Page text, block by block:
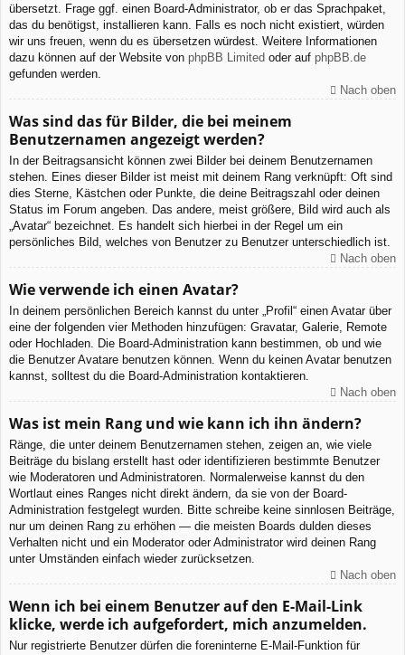
übersetzt. Frage ggf. einen Board-Administrator, ob er das Sprachpaket,
das du benötigst, installieren kann. Falls es noch nicht existiert, würden
wir uns freuen, wenn du es übersetzen würdest. Weitere Informationen
dazu können auf der Website von phpBB Limited oder auf phpBB.de
gefunden werden.
Nach oben
Was sind das für Bilder, die bei meinem
Benutzernamen angezeigt werden?
In der Beitragsansicht können zwei Bilder bei deinem Benutzernamen
stehen. Eines dieser Bilder ist meist mit deinem Rang verknüpft: Oft sind
dies Sterne, Kästchen oder Punkte, die deine Beitragszahl oder deinen
Status im Forum angeben. Das andere, meist größere, Bild wird auch als
„Avatar“ bezeichnet. Es handelt sich hierbei in der Regel um ein
persönliches Bild, welches von Benutzer zu Benutzer unterschiedlich ist.
Nach oben
Wie verwende ich einen Avatar?
In deinem persönlichen Bereich kannst du unter „Profil“ einen Avatar über
eine der folgenden vier Methoden hinzufügen: Gravatar, Galerie, Remote
oder Hochladen. Die Board-Administration kann bestimmen, ob und wie
die Benutzer Avatare benutzen können. Wenn du keinen Avatar benutzen
kannst, solltest du die Board-Administration kontaktieren.
Nach oben
Was ist mein Rang und wie kann ich ihn ändern?
Ränge, die unter deinem Benutzernamen stehen, zeigen an, wie viele
Beiträge du bislang erstellt hast oder identifizieren bestimmte Benutzer
wie Moderatoren und Administratoren. Normalerweise kannst du den
Wortlaut eines Ranges nicht direkt ändern, da sie von der Board-
Administration festgelegt wurden. Bitte schreibe keine sinnlosen Beiträge,
nur um deinen Rang zu erhöhen — die meisten Boards dulden dieses
Verhalten nicht und ein Moderator oder Administrator wird deinen Rang
unter Umständen einfach wieder zurücksetzen.
Nach oben
Wenn ich bei einem Benutzer auf den E-Mail-Link
klicke, werde ich aufgefordert, mich anzumelden.
Nur registrierte Benutzer dürfen die foreninterne E-Mail-Funktion für